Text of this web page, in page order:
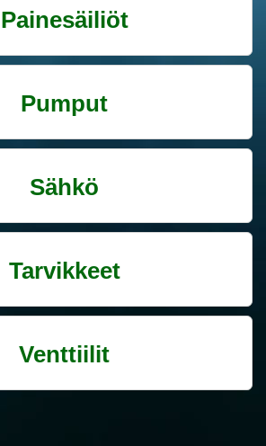
Painesäiliöt
Pumput
Sähkö
Tarvikkeet
Venttiilit